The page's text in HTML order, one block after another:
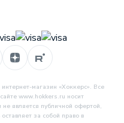
магазин «Хоккерс». Все
www.hokkers.ru носит
является публичной офертой,
за собой право в